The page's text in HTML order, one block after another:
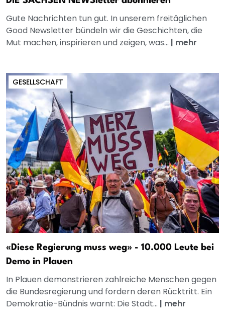
Gute Nachrichten tun gut. In unserem freitäglichen
Good Newsletter bündeln wir die Geschichten, die
Mut machen, inspirieren und zeigen, was... | mehr
GESELLSCHAFT
«Diese Regierung muss weg» - 10.000 Leute bei
Demo in Plauen
In Plauen demonstrieren zahlreiche Menschen gegen
die Bundesregierung und fordern deren Rücktritt. Ein
Demokratie-Bündnis warnt: Die Stadt... | mehr